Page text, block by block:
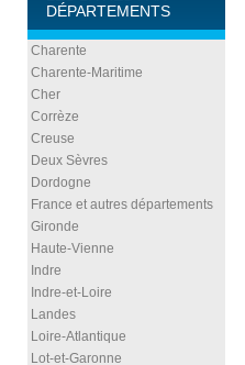
DÉPARTEMENTS
Charente
Charente-Maritime
Cher
Corrèze
Creuse
Deux Sèvres
Dordogne
France et autres départements
Gironde
Haute-Vienne
Indre
Indre-et-Loire
Landes
Loire-Atlantique
Lot-et-Garonne